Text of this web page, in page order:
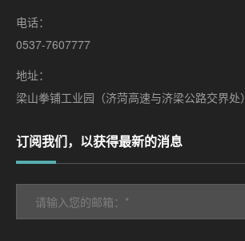
电话：
0537-7607777
地址：
梁山拳铺工业园（济菏高速与济梁公路交界处）
订阅我们，以获得最新的消息